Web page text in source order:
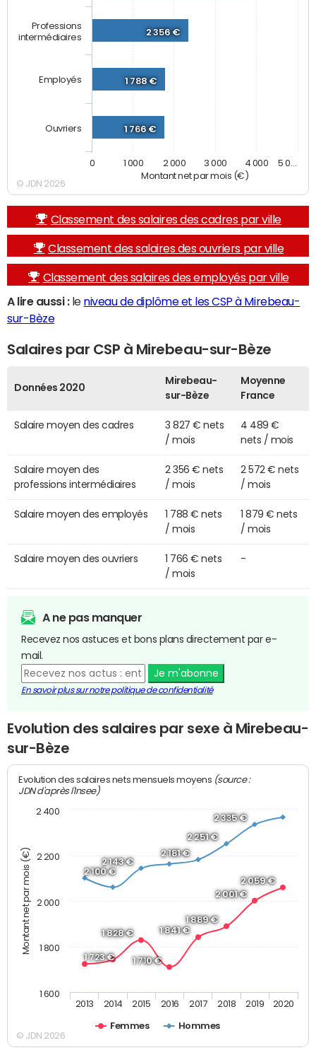
Montant net par mois (€)
2 356 €
1 788 €
1 766 €
Professions
intermédiaires
Employés
Ouvriers
0 1 000 2 000 3 000 4 000 5 0…
© JDN 2026
Classement des salaires des cadres par ville
Classement des salaires des ouvriers par ville
Classement des salaires des employés par ville
A lire aussi :le niveau de diplôme et les CSP à Mirebeau-
sur-Bèze
Salaires par CSP à Mirebeau-sur-Bèze
Données 2020
Mirebeau-
sur-Bèze
Moyenne
France
Salaire moyen des cadres
3 827 € nets
/ mois
4 489 €
nets / mois
Salaire moyen des
professions intermédiaires
2 356 € nets
/ mois
2 572 € nets
/ mois
Salaire moyen des employés
1 788 € nets
/ mois
1 879 € nets
/ mois
Salaire moyen des ouvriers
1 766 € nets
/ mois
-
A ne pas manquer
Recevez nos astuces et bons plans directement par e-
mail.
Je m'abonne
En savoir plus sur notre politique de confidentialité
Evolution des salaires par sexe à Mirebeau-
sur-Bèze
Montant net par mois (€)
Evolution des salaires nets mensuels moyens (source :
JDN d'après l'Insee)
1 723 €
1 828 €
1 710 €
1 841 €
1 889 €
2 001 €
2 059 €
2 100 €
2 143 €
2 181 €
2 251 €
2 335 €
Femmes Hommes
2013 2014 2015 2016 2017 2018 2019 2020
1 600
1 800
2 000
2 200
2 400
© JDN 2026